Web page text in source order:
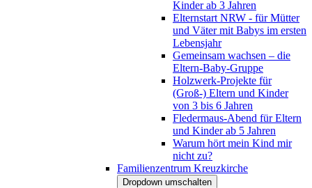
Kinder ab 3 Jahren
Elternstart NRW - für Mütter
und Väter mit Babys im ersten
Lebensjahr
Gemeinsam wachsen – die
Eltern-Baby-Gruppe
Holzwerk-Projekte für
(Groß-) Eltern und Kinder
von 3 bis 6 Jahren
Fledermaus-Abend für Eltern
und Kinder ab 5 Jahren
Warum hört mein Kind mir
nicht zu?
Familienzentrum Kreuzkirche
Dropdown umschalten